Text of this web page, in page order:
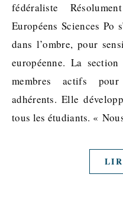
fédéraliste
Européens Sciences Po
dans l’ombre, pour
européenne. La
membres actifs
adhérents. Elle
tous les étudiants. «